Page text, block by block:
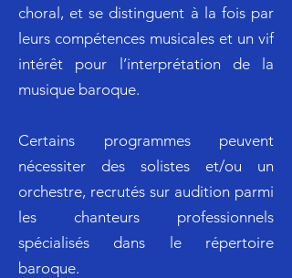
choral, et se distinguent à la fois par
leurs compétences musicales et un vif
intérêt pour l’interprétation de la
musique baroque.
Certains programmes peuvent
nécessiter des solistes et/ou un
orchestre, recrutés sur audition parmi
les chanteurs professionnels
spécialisés dans le répertoire
baroque.